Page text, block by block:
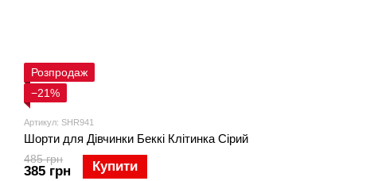
Розпродаж
−21%
Артикул: SHR941
Шорти для Дівчинки Беккі Клітинка Сірий
485 грн
385 грн Купити